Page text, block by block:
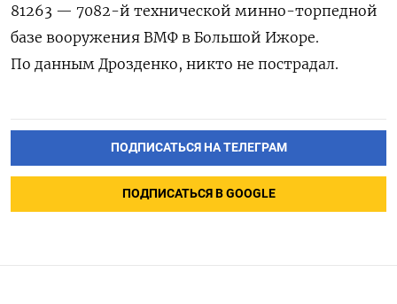
81263 — 7082-й технической минно-торпедной
базе вооружения ВМФ в Большой Ижоре.
По данным Дрозденко, никто не пострадал.
ПОДПИСАТЬСЯ НА ТЕЛЕГРАМ
ПОДПИСАТЬСЯ В GOOGLE